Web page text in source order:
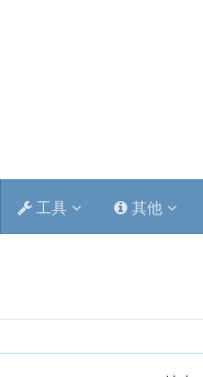
工具 其他